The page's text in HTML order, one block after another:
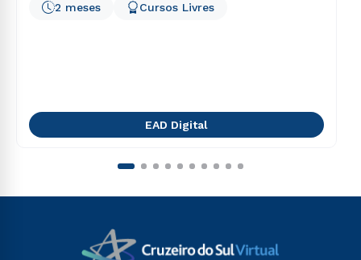
2 meses Cursos Livres
EAD Digital